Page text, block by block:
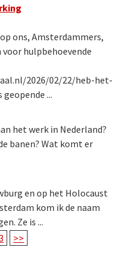
ons, Amsterdammers,
hulpbehoevende
2026/02/22/heb-het-
...
het werk in Nederland?
banen? Wat komt er
en op het Holocaust
kom ik de naam
Ze is ...
>>